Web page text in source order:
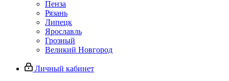
Пенза
Рязань
Липецк
Ярославль
Грозный
Великий Новгород
Личный кабинет